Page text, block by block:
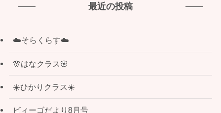
最近の投稿
☁️そらくらす☁️
🌸はなクラス🌸
☀️ひかりクラス☀️
ビィーゴだより8月号